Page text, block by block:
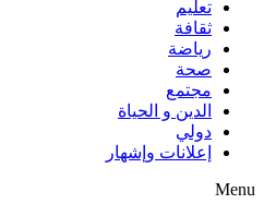
تعليم
ثقافة
رياضة
صحة
مجتمع
الدين و الحياة
دولي
إعلانات وإشهار
Menu